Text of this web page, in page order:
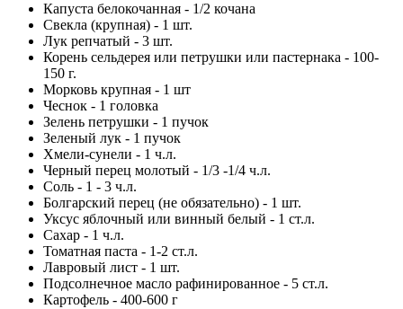
Капуста белокочанная - 1/2 кочана
Свекла (крупная) - 1 шт.
Лук репчатый - 3 шт.
Корень сельдерея или петрушки или пастернака - 100-
150 г.
Морковь крупная - 1 шт
Чеснок - 1 головка
Зелень петрушки - 1 пучок
Зеленый лук - 1 пучок
Хмели-сунели - 1 ч.л.
Черный перец молотый - 1/3 -1/4 ч.л.
Соль - 1 - 3 ч.л.
Болгарский перец (не обязательно) - 1 шт.
Уксус яблочный или винный белый - 1 ст.л.
Сахар - 1 ч.л.
Томатная паста - 1-2 ст.л.
Лавровый лист - 1 шт.
Подсолнечное масло рафинированное - 5 ст.л.
Картофель - 400-600 г